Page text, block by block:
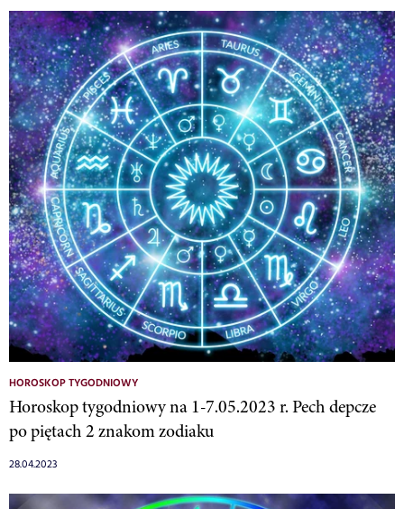
HOROSKOP TYGODNIOWY
Horoskop tygodniowy na 1-7.05.2023 r. Pech depcze
po piętach 2 znakom zodiaku
28.04.2023